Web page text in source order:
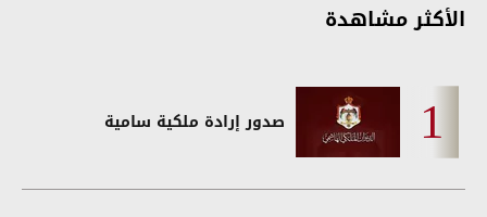
الأكثر مشاهدة
صدور إرادة ملكية سامية